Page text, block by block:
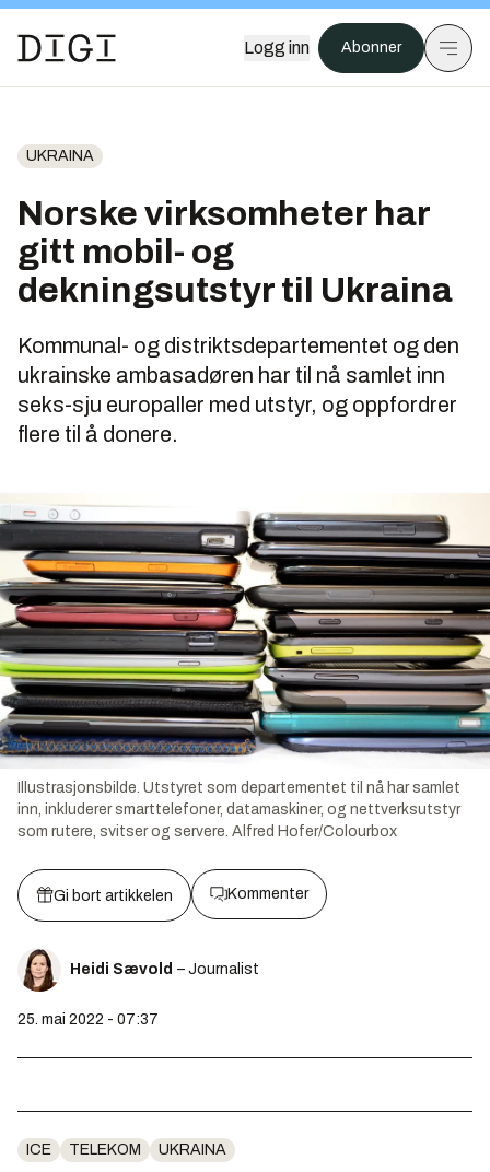
Logg inn Abonner
UKRAINA
Norske virksomheter har
gitt mobil- og
dekningsutstyr til Ukraina
Kommunal- og distriktsdepartementet og den
ukrainske ambasadøren har til nå samlet inn
seks-sju europaller med utstyr, og oppfordrer
flere til å donere.
Illustrasjonsbilde. Utstyret som departementet til nå har samlet
inn, inkluderer smarttelefoner, datamaskiner, og nettverksutstyr
som rutere, svitser og servere. Alfred Hofer/Colourbox
Gi bort artikkelen Kommenter
Heidi Sævold – Journalist
25. mai 2022 - 07:37
ICE TELEKOM UKRAINA